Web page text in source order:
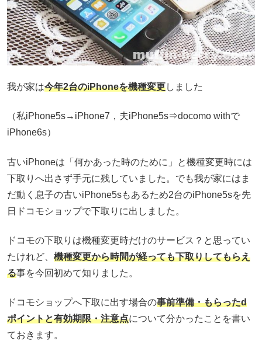
我が家は今年2台のiPhoneを機種変更しました
（私iPhone5s→iPhone7，夫iPhone5s⇒docomo withで
iPhone6s）
古いiPhoneは「何かあった時のために」と機種変更時には
下取りへ出さず手元に残していました。でも我が家にはま
だ動く息子の古いiPhone5sもあるため2台のiPhone5sを先
日ドコモショップで下取りに出しました。
ドコモの下取りは機種変更時だけのサービス？と思ってい
たけれど、 機種変更から時間が経っても下取りしてもらえ
る事を今回初めて知りました。
ドコモショップへ下取に出す場合の事前準備・もらったd
ポイントと有効期限・注意点について分かったことを書い
ておきます。